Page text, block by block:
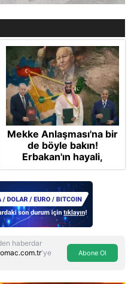
Mekke Anlaşması'na bir
de böyle bakın!
Erbakan'ın hayali,
Cumhur'un vizyonu:
İslam NATO'suna
Başkan Erdoğan mührü
haberdar
'ye
Abone Ol